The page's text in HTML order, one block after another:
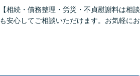
相続・債務整理・労災・不貞慰謝料は相談
安心してご相談いただけます。お気軽にお